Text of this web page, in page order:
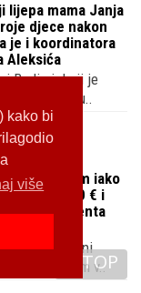
kako bi
više
lijepa mama Janja
djece nakon
je i koordinatora
Aleksića
Budimir koji je
braku..
s gubitkom iako
od 600 € i
sestra renta
kojoj su i njeni
je s gubitkom v..
TOP